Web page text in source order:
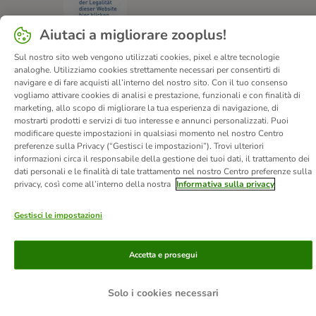
Chi siamo Carriera
Informazioni Legali
Vai all'Atto sui servizi digitali.
Corporate Website
Condizioni Generali
Modulo tipo di recesso
Disposizioni ambientali & smaltimento
Contatto
Spese e tempi di consegna
Metodi di Pagamento
Privacy
I clienti dicono di noi
Dichiarazione di accessibilità
Aiutaci a migliorare zooplus!
Sul nostro sito web vengono utilizzati cookies, pixel e altre tecnologie
analoghe. Utilizziamo cookies strettamente necessari per consentirti di
navigare e di fare acquisti all’interno del nostro sito. Con il tuo consenso
vogliamo attivare cookies di analisi e prestazione, funzionali e con finalità di
marketing, allo scopo di migliorare la tua esperienza di navigazione, di
mostrarti prodotti e servizi di tuo interesse e annunci personalizzati. Puoi
modificare queste impostazioni in qualsiasi momento nel nostro Centro
preferenze sulla Privacy (“Gestisci le impostazioni”). Trovi ulteriori
informazioni circa il responsabile della gestione dei tuoi dati, il trattamento dei
dati personali e le finalità di tale trattamento nel nostro Centro preferenze sulla
privacy, così come all’interno della nostra Informativa sulla privacy
Gestisci le impostazioni
Solo i cookies necessari
Accetta e prosegui